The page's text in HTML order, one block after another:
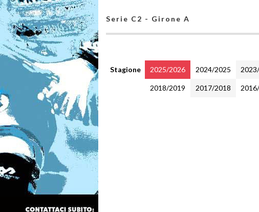
Serie C2 - Girone A
Stagione 2025/2026 2024/2025
2018/2019 2017/2018